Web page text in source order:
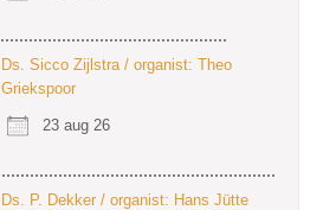
Ds. Sicco Zijlstra / organist: Theo
Griekspoor
23 aug 26
Ds. P. Dekker / organist: Hans Jütte